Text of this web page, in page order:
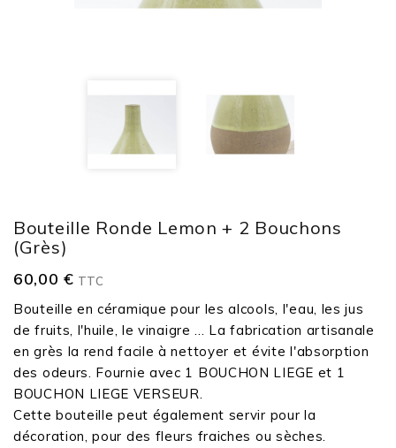
Bouteille Ronde Lemon + 2 Bouchons
(grès)
60,00 € TTC
Bouteille en céramique pour les alcools, l'eau, les jus
de fruits, l'huile, le vinaigre ... La fabrication artisanale
en grès la rend facile à nettoyer et évite l'absorption
des odeurs. Fournie avec 1 BOUCHON LIEGE et 1
BOUCHON LIEGE VERSEUR.
Cette bouteille peut également servir pour la
décoration, pour des fleurs fraiches ou sèches.